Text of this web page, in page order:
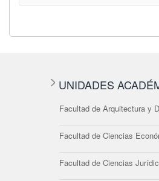
UNIDADES
Facultad de Arquitectura y
Facultad de Ciencias
Facultad de Ciencias